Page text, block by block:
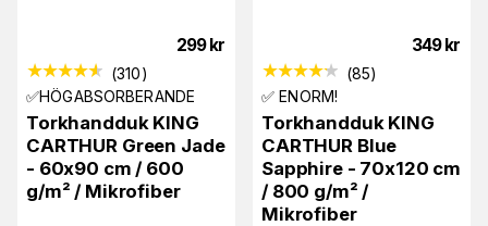
299 kr
(310)
✅HÖGABSORBERANDE
Torkhandduk KING
CARTHUR Green Jade
- 60x90 cm / 600
g/m² / Mikrofiber
349 kr
(85)
✅ ENORM!
Torkhandduk KING
CARTHUR Blue
Sapphire - 70x120 cm
/ 800 g/m² /
Mikrofiber